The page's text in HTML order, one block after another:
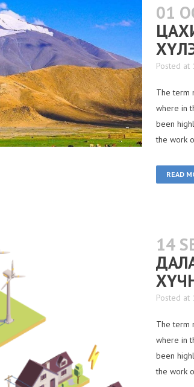
01
Posted at
The term
where in
been
the work
READ
14
Posted at
The term
where in
been
the work